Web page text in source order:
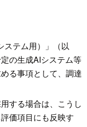
ステム用）」（以
の生成AIシステム等
る事項として、調達
する場合は、こうし
価項目にも反映す